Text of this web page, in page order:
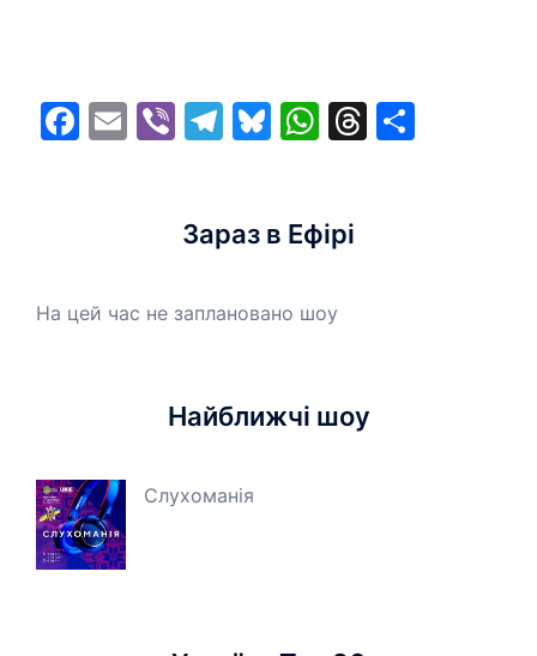
Facebook
EmailViberTelegram
Bluesky
WhatsApp
Threads
Зараз в Ефірі
На цей час не заплановано шоу
Найближчі шоу
Слухоманія